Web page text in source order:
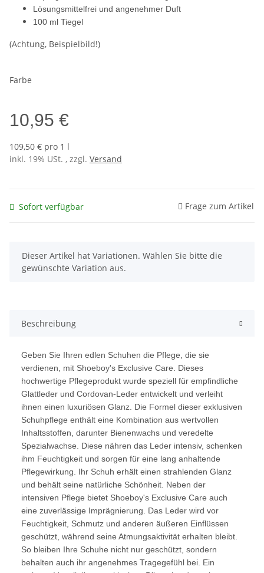
Lösungsmittelfrei und angenehmer Duft
100 ml Tiegel
(Achtung, Beispielbild!)
Farbe
10,95 €
109,50 € pro 1 l
inkl. 19% USt. , zzgl. Versand
Sofort verfügbar Frage zum Artikel
x
Dieser Artikel hat Variationen. Wählen Sie bitte die
gewünschte Variation aus.
Beschreibung
Geben Sie Ihren edlen Schuhen die Pflege, die sie
verdienen, mit Shoeboy's Exclusive Care. Dieses
hochwertige Pflegeprodukt wurde speziell für empfindliche
Glattleder und Cordovan-Leder entwickelt und verleiht
ihnen einen luxuriösen Glanz. Die Formel dieser exklusiven
Schuhpflege enthält eine Kombination aus wertvollen
Inhaltsstoffen, darunter Bienenwachs und veredelte
Spezialwachse. Diese nähren das Leder intensiv, schenken
ihm Feuchtigkeit und sorgen für eine lang anhaltende
Pflegewirkung. Ihr Schuh erhält einen strahlenden Glanz
und behält seine natürliche Schönheit. Neben der
intensiven Pflege bietet Shoeboy's Exclusive Care auch
eine zuverlässige Imprägnierung. Das Leder wird vor
Feuchtigkeit, Schmutz und anderen äußeren Einflüssen
geschützt, während seine Atmungsaktivität erhalten bleibt.
So bleiben Ihre Schuhe nicht nur geschützt, sondern
behalten auch ihr angenehmes Tragegefühl bei. Ein